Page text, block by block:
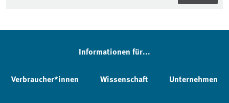
Informationen für...
Verbraucher*innen Wissenschaft Unternehmen